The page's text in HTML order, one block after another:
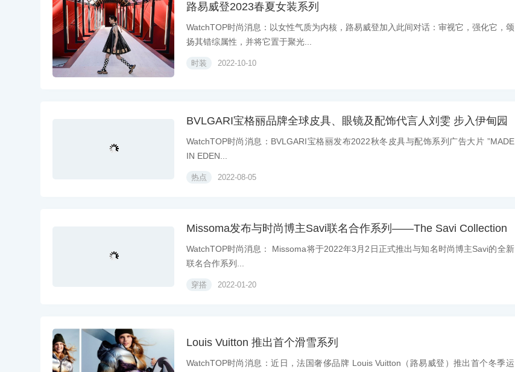
路易威登2023春夏女装系列
WatchTOP时尚消息：以女性气质为内核，路易威登加入此间对话：审视它，强化它，颂
扬其错综属性，并将它置于聚光...
时装 2022-10-10
BVLGARI宝格丽品牌全球皮具、眼镜及配饰代言人刘雯 步入伊甸园
WatchTOP时尚消息：BVLGARI宝格丽发布2022秋冬皮具与配饰系列广告大片 ”MADE
IN EDEN...
热点 2022-08-05
Missoma发布与时尚博主Savi联名合作系列——The Savi Collection
WatchTOP时尚消息： Missoma将于2022年3月2日正式推出与知名时尚博主Savi的全新
联名合作系列...
穿搭 2022-01-20
Louis Vuitton 推出首个滑雪系列
WatchTOP时尚消息：近日，法国奢侈品牌 Louis Vuitton（路易威登）推出首个冬季运